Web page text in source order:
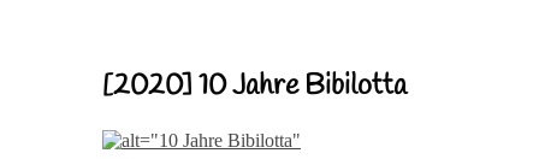
[2020] 10 Jahre Bibilotta